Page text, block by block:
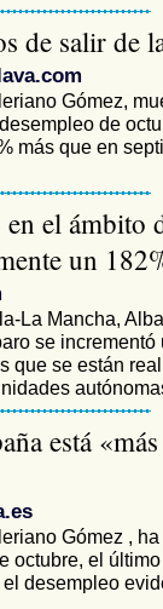
de salir de
Gómez,
de
más que en
el ámbito
un
La Mancha,
se incrementó
que se están
está
Gómez ,
octubre, el
desempleo